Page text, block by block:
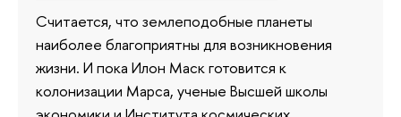
Считается, что землеподобные планеты
наиболее благоприятны для возникновения
жизни. И пока Илон Маск готовится к
колонизации Марса, ученые Высшей школы